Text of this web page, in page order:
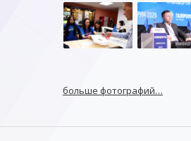
больше фотографий…